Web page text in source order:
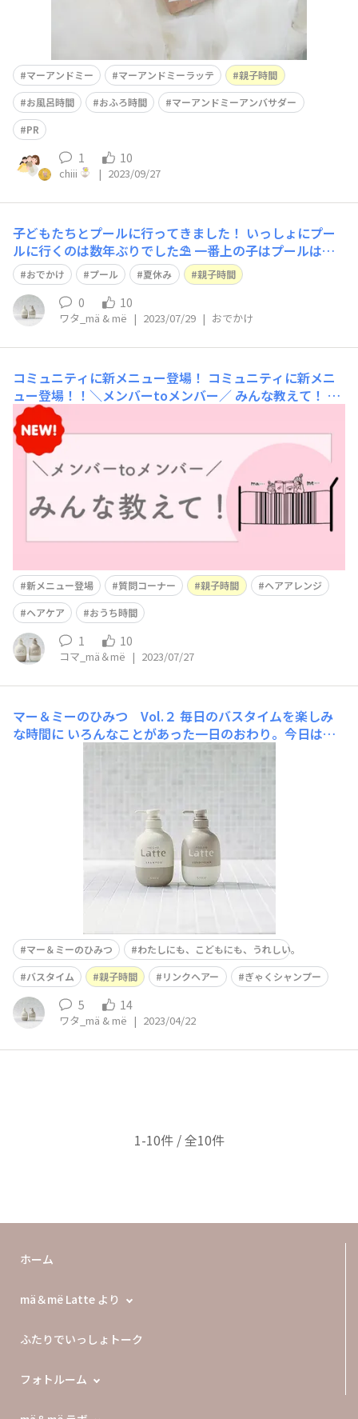
マーアンドミー マーアンドミーラッテ
親子時間
お風呂時間
おふろ時間
マーアンドミーアンバサダー
PR
1 10
chiii | 2023/09/27
子どもたちとプールに行ってきました！ いっしょにプー
ルに行くのは数年ぶりでした⛱️ 一番上の子はプールはイ
ヤとのことで一緒には来てくれず…あと何年、一緒におで
かけできるのかなと思うと 本当に限りあるたいせつな時
間なんだなと感じます
おでかけ プール 夏休み 親子時間
0 10
ワタ_mä & më | 2023/07/29 | おでかけ
コミュニティに新メニュー登場！ コミュニティに新メニ
ュー登場！！＼メンバーtoメンバー／ みんな教えて！ メ
ンバーの皆さん、マー＆ミー コミュニティにご参加いた
だき、ありがとうございます。せっかく、「マー＆ミーの
ファン💗」というご縁でこちらのコミュニティに集まって
いただいているメンバーの皆さま同士で、ちょっとした質
新メニュー登場 質問コーナー 親子時間
ヘアアレンジ
ヘアケア
おうち時間
1 10
コマ_mä＆më | 2023/07/27
マー＆ミーのひみつ Vol.２ 毎日のバスタイムを楽しみ
な時間に いろんなことがあった一日のおわり。今日は何
マー＆ミーのひみつ
わたしにも、こどもにも、うれしい。
バスタイム
親子時間 リンクヘアー ぎゃくシャンプー
5 14
ワタ_mä & më | 2023/04/22
1-10件 / 全10件
ホーム
mä＆më Latte より
ふたりでいっしょトーク
フォトルーム